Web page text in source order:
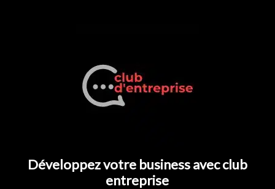
Développez votre business avec club
entreprise